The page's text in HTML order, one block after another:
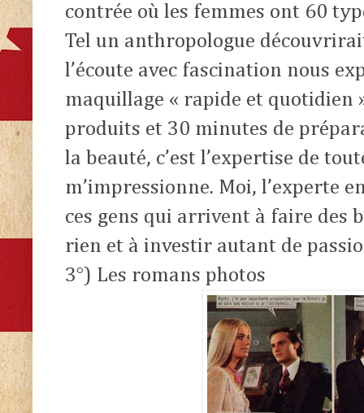
contrée où les femmes ont 60
Tel un anthropologue
l’écoute avec fascination nous
maquillage « rapide et quotidien
produits et 30 minutes de
la beauté, c’est l’expertise de
m’impressionne. Moi, l’experte
ces gens qui arrivent à faire des
rien et à investir autant de
3°) Les romans photos